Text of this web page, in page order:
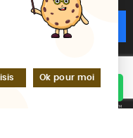
par PrestaShop™
Ok pour moi
sur WhatsApp